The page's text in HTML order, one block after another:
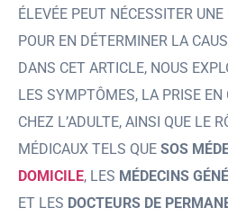
ÉLEVÉE PEUT NÉCESSITER
POUR EN DÉTERMINER LA
DANS CET ARTICLE, NOUS
LES SYMPTÔMES, LA PRISE EN
CHEZ L’ADULTE, AINSI QUE LE
MÉDICAUX TELS QUE SOS
DOMICILE, LES MÉDECINS
ET LES DOCTEURS DE